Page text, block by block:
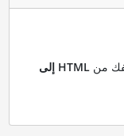
HTML إلى